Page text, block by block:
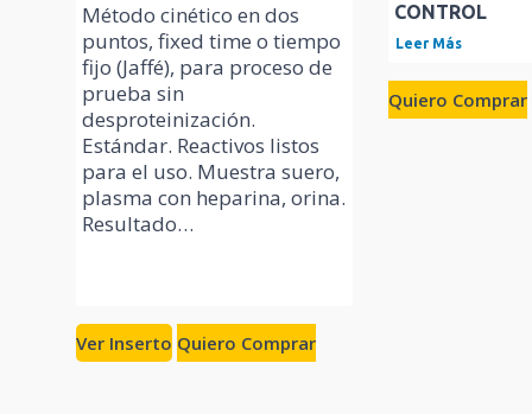
Método cinético en dos
puntos, fixed time o tiempo
fijo (Jaffé), para proceso de
prueba sin
desproteinización.
Estándar. Reactivos listos
para el uso. Muestra suero,
plasma con heparina, orina.
Resultado…
Ver Inserto Quiero Comprar
CONTROL
Leer Más
Quiero Comprar